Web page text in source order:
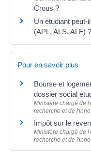
Crous ?
Un étudiant peut-
(APL, ALS, ALF) ?
Pour en savoir plus
Bourse et
dossier social
Ministère chargé de
recherche et de
Impôt sur le
Ministère chargé de
recherche et de